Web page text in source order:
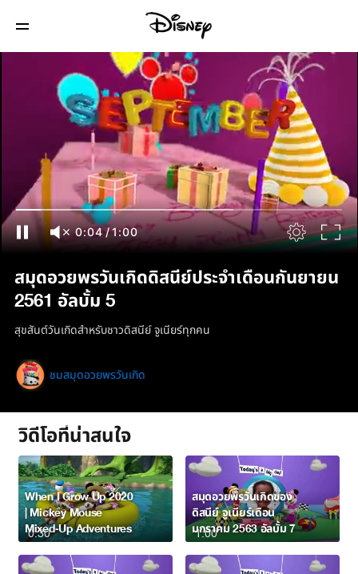
0:05/1:00
สมุดอวยพรวันเกิดดิสนีย์ประจำเดือนกันยายน
2561 อัลบั้ม 5
สุขสันต์วันเกิดสำหรับชาวดิสนีย์ จูเนียร์ทุกคน
ชมสมุดอวยพรวันเกิด
วิดีโอที่น่าสนใจ
0:30
When I Grow Up 2020
| Mickey Mouse
Mixed-Up Adventures
1:00
สมุดอวยพรวันเกิดของ
ดิสนีย์ จูเนียร์เดือน
มกราคม 2563 อัลบั้ม 7